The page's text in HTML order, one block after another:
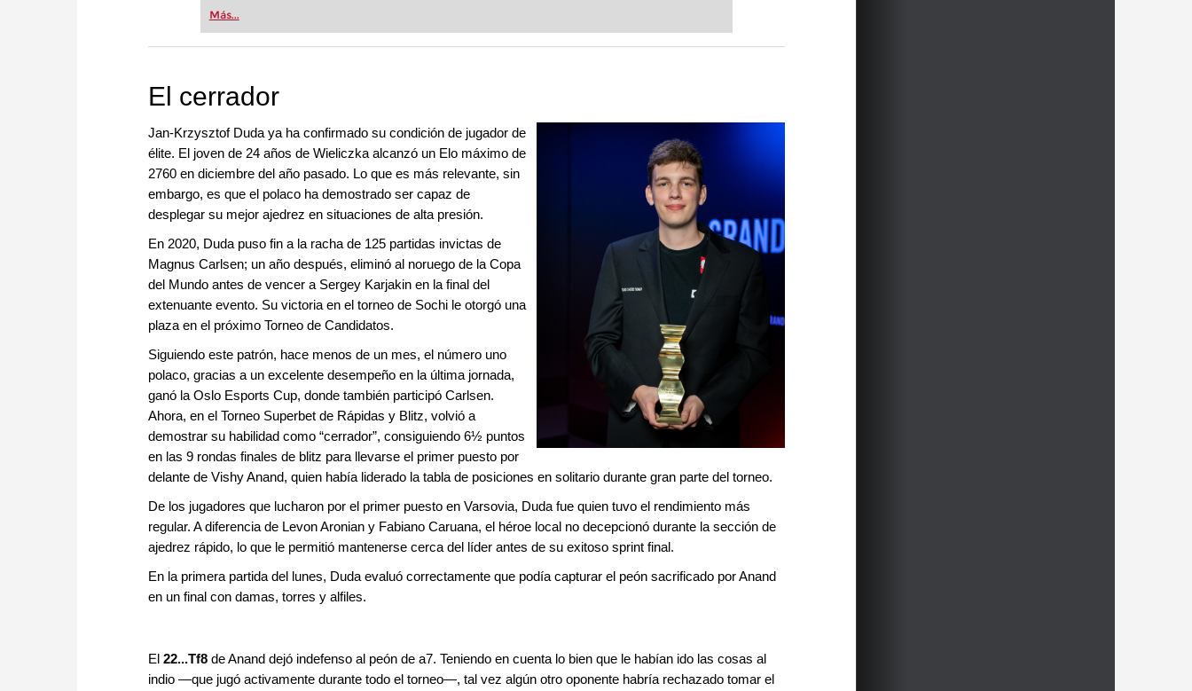
Whether you’re taking your first steps into the world of club chess,
more efficiently, intelligently and with a more personalised
Más...
El cerrador
Jan-Krzysztof Duda ya ha confirmado su condición de jugador de
élite. El joven de 24 años de Wieliczka alcanzó un Elo máximo de
2760 en diciembre del año pasado. Lo que es más relevante, sin
embargo, es que el polaco ha demostrado ser capaz de
desplegar su mejor ajedrez en situaciones de alta presión.
En 2020, Duda puso fin a la racha de 125 partidas invictas de
Magnus Carlsen; un año después, eliminó al noruego de la Copa
del Mundo antes de vencer a Sergey Karjakin en la final del
extenuante evento. Su victoria en el torneo de Sochi le otorgó una
plaza en el próximo Torneo de Candidatos.
Siguiendo este patrón, hace menos de un mes, el número uno
polaco, gracias a un excelente desempeño en la última jornada,
ganó la Oslo Esports Cup, donde también participó Carlsen.
Ahora, en el Torneo Superbet de Rápidas y Blitz, volvió a
demostrar su habilidad como “cerrador”, consiguiendo 6½ puntos
en las 9 rondas finales de blitz para llevarse el primer puesto por
delante de Vishy Anand, quien había liderado la tabla de posiciones en solitario durante gran parte del torneo.
De los jugadores que lucharon por el primer puesto en Varsovia, Duda fue quien tuvo el rendimiento más
regular. A diferencia de Levon Aronian y Fabiano Caruana, el héroe local no decepcionó durante la sección de
ajedrez rápido, lo que le permitió mantenerse cerca del líder antes de su exitoso sprint final.
En la primera partida del lunes, Duda evaluó correctamente que podía capturar el peón sacrificado por Anand
en un final con damas, torres y alfiles.
El 22...Tf8 de Anand dejó indefenso al peón de a7. Teniendo en cuenta lo bien que le habían ido las cosas al
indio —que jugó activamente durante todo el torneo—, tal vez algún otro oponente habría rechazado tomar el